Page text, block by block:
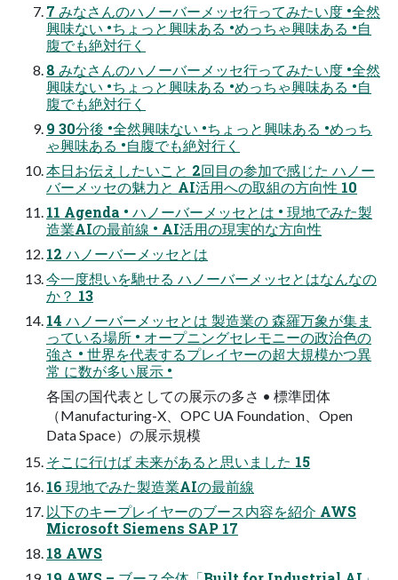
7 みなさんのハノーバーメッセ行ってみたい度 •全然
興味ない •ちょっと興味ある •めっちゃ興味ある •自
腹でも絶対行く
8 みなさんのハノーバーメッセ行ってみたい度 •全然
興味ない •ちょっと興味ある •めっちゃ興味ある •自
腹でも絶対行く
9 30分後 •全然興味ない •ちょっと興味ある •めっち
ゃ興味ある •自腹でも絶対行く
本日お伝えしたいこと 2回目の参加で感じた ハノー
バーメッセの魅力と AI活用への取組の方向性 10
11 Agenda • ハノーバーメッセとは • 現地でみた製
造業AIの最前線 • AI活用の現実的な方向性
12 ハノーバーメッセとは
今一度想いを馳せる ハノーバーメッセとはなんなの
か？ 13
14 ハノーバーメッセとは 製造業の 森羅万象が集ま
っている場所 • オープニングセレモニーの政治色の
強さ • 世界を代表するプレイヤーの超大規模かつ異
常 に数が多い展示 •
各国の国代表としての展示の多さ • 標準団体
（Manufacturing-X、OPC UA Foundation、Open
Data Space）の展示規模
そこに行けば 未来があると思いました 15
16 現地でみた製造業AIの最前線
以下のキープレイヤーのブース内容を紹介 AWS
Microsoft Siemens SAP 17
18 AWS